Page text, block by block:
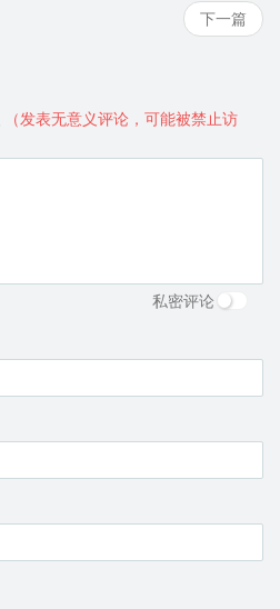
下一篇
（发表无意义评论，可能被禁止访
私密评论